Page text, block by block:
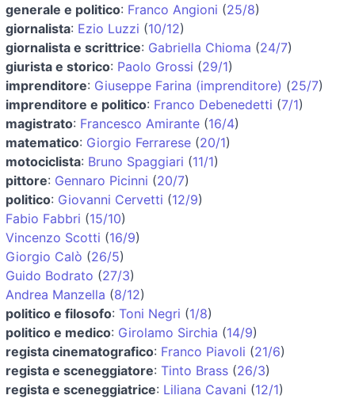
generale e politico: Franco Angioni (25/8)
giornalista: Ezio Luzzi (10/12)
giornalista e scrittrice: Gabriella Chioma (24/7)
giurista e storico: Paolo Grossi (29/1)
imprenditore: Giuseppe Farina (imprenditore) (25/7)
imprenditore e politico: Franco Debenedetti (7/1)
magistrato: Francesco Amirante (16/4)
matematico: Giorgio Ferrarese (20/1)
motociclista: Bruno Spaggiari (11/1)
pittore: Gennaro Picinni (20/7)
politico: Giovanni Cervetti (12/9)
Fabio Fabbri (15/10)
Vincenzo Scotti (16/9)
Giorgio Calò (26/5)
Guido Bodrato (27/3)
Andrea Manzella (8/12)
politico e filosofo: Toni Negri (1/8)
politico e medico: Girolamo Sirchia (14/9)
regista cinematografico: Franco Piavoli (21/6)
regista e sceneggiatore: Tinto Brass (26/3)
regista e sceneggiatrice: Liliana Cavani (12/1)